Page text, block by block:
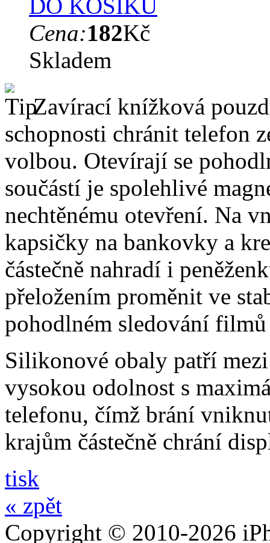
DO KOŠÍKU
Cena:182Kč
Skladem
Zavírací knížková
schopnosti chránit telefon
volbou. Otevírají se
součástí je spolehlivé
nechtěnému otevření. Na
kapsičky na bankovky a
částečně nahradí i
přeložením proměnit ve
pohodlném sledování
Silikonové obaly patří
vysokou odolnost s
telefonu, čímž brání
krajům částečně chrání
tisk
« zpět
Copyright © 2010-2026